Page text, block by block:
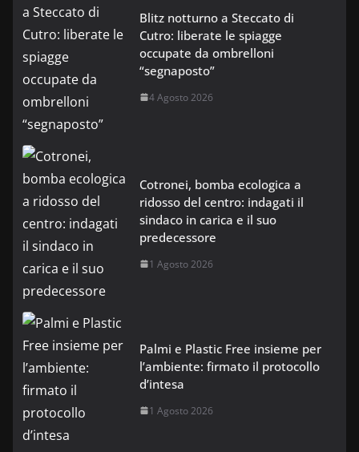
Blitz notturno a Steccato di
Cutro: liberate le spiagge
occupate da ombrelloni
“segnaposto”
4 Agosto 2026
Cotronei, bomba ecologica a
ridosso del centro: indagati il
sindaco in carica e il suo
predecessore
1 Agosto 2026
Palmi e Plastic Free insieme per
l’ambiente: firmato il protocollo
d’intesa
1 Agosto 2026